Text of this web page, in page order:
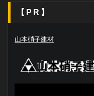
【PR】
山本硝子建材